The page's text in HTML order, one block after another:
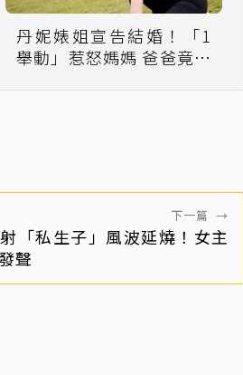
丹妮婊姐宣告結婚！「1
舉動」惹怒媽媽 爸爸竟在
下一篇 →
「私生子」風波延燒！女主
聲